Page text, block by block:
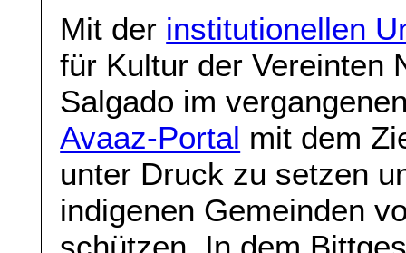
Mit der institutionellen
für Kultur der Vereinten
Salgado im
Avaaz-Portal mit dem
unter Druck zu setzen
indigenen Gemeinden